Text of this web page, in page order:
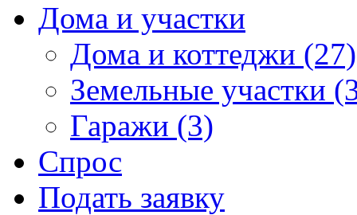
Дома и участки
Дома и коттеджи (27)
Земельные участки
Гаражи (3)
Спрос
Подать заявку